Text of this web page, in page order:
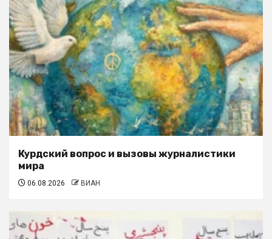
Курдский вопрос и вызовы журналистики
мира
06.08.2026 ВИАН